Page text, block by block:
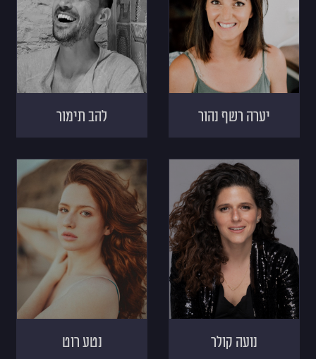
יערה רשף נהור להב תימור
נועה קולר נטע רוט